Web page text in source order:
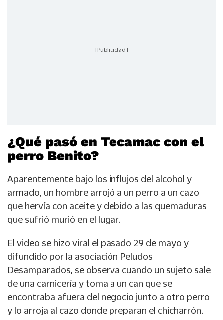
[Publicidad]
¿Qué pasó en Tecamac con el
perro Benito?
Aparentemente bajo los influjos del alcohol y
armado, un hombre arrojó a un perro a un cazo
que hervía con aceite y debido a las quemaduras
que sufrió murió en el lugar.
El video se hizo viral el pasado 29 de mayo y
difundido por la asociación Peludos
Desamparados, se observa cuando un sujeto sale
de una carnicería y toma a un can que se
encontraba afuera del negocio junto a otro perro
y lo arroja al cazo donde preparan el chicharrón.